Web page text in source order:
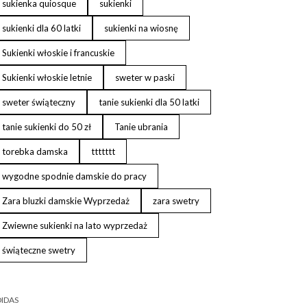
sukienka quiosque sukienki
sukienki dla 60 latki sukienki na wiosnę
Sukienki włoskie i francuskie
Sukienki włoskie letnie sweter w paski
sweter świąteczny tanie sukienki dla 50 latki
tanie sukienki do 50 zł Tanie ubrania
torebka damska ttttttt
wygodne spodnie damskie do pracy
Zara bluzki damskie Wyprzedaż zara swetry
Zwiewne sukienki na lato wyprzedaż
świąteczne swetry